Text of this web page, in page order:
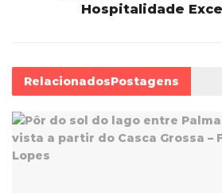
Hospitalidade
RelacionadosPostagens